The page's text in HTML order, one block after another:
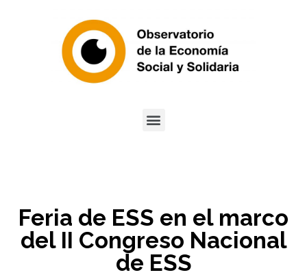
Feria de ESS en el marco
del II Congreso Nacional
de ESS